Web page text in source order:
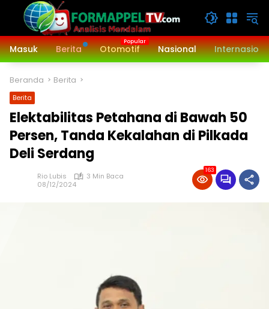
Langsung
konten
Masuk
Berita Otomotif Nasional
Beranda Berita
Berita
Elektabilitas Petahana di Bawah 50
Persen, Tanda Kekalahan di Pilkada
Deli Serdang
Rio Lubis
3 Min Baca
08/12/2024
163